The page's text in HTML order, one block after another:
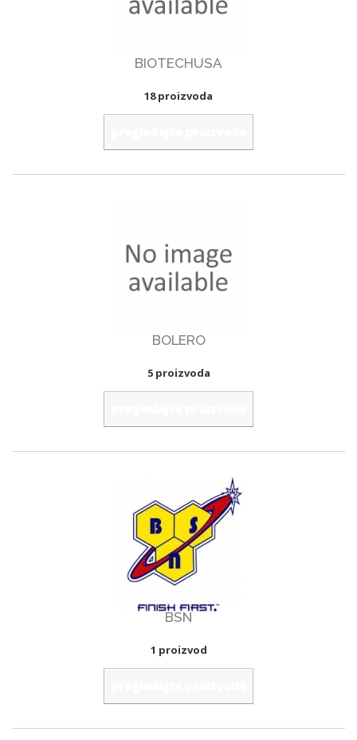
BIOTECHUSA
18 proizvoda
BOLERO
5 proizvoda
BSN
1 proizvod